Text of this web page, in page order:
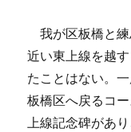
我が区板橋と練
近い東上線を越
たことはない。
板橋区へ戻るコ
上線記念碑があ